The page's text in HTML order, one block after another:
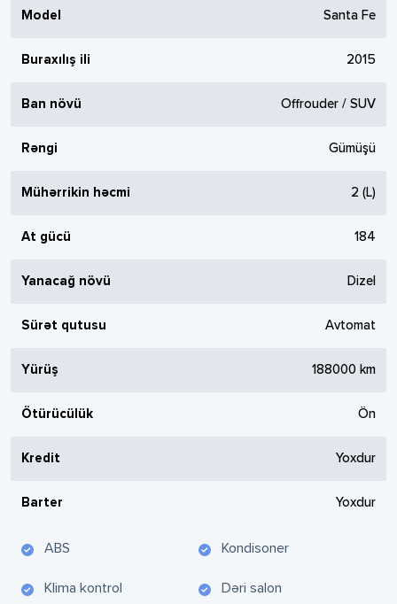
Model Santa Fe
Buraxılış ili 2015
Ban növü Offrouder / SUV
Rəngi Gümüşü
Mühərrikin həcmi 2 (L)
At gücü 184
Yanacağ növü Dizel
Sürət qutusu Avtomat
Yürüş 188000 km
Ötürücülük Ön
Kredit Yoxdur
Barter Yoxdur
ABS Kondisoner
Klima kontrol Dəri salon